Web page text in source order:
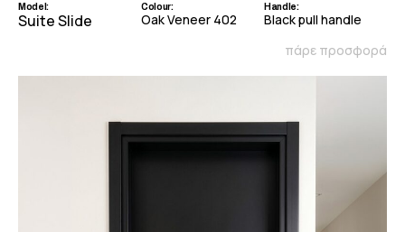
Model:
Suite Slide
Colour:
Oak Veneer 402
Handle:
Black pull handle
πάρε προσφορά